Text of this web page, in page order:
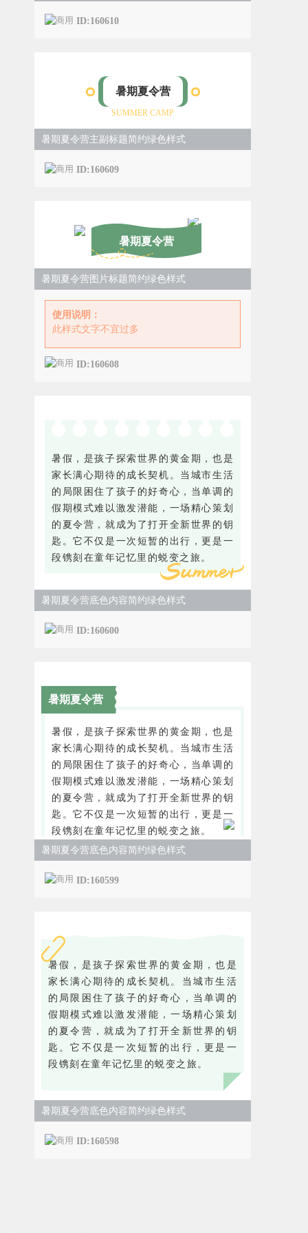
ID:160610
暑期夏令营
SUMMER CAMP
暑期夏令营主副标题简约绿色样式
ID:160609
暑期夏令营
暑期夏令营图片标题简约绿色样式
使用说明：
此样式文字不宜过多
ID:160608
暑假，是孩子探索世界的黄金期，也是
家长满心期待的成长契机。当城市生活
的局限困住了孩子的好奇心，当单调的
假期模式难以激发潜能，一场精心策划
的夏令营，就成为了打开全新世界的钥
匙。它不仅是一次短暂的出行，更是一
段镌刻在童年记忆里的蜕变之旅。
暑期夏令营底色内容简约绿色样式
ID:160600
暑期夏令营
暑假，是孩子探索世界的黄金期，也是
家长满心期待的成长契机。当城市生活
的局限困住了孩子的好奇心，当单调的
假期模式难以激发潜能，一场精心策划
的夏令营，就成为了打开全新世界的钥
匙。它不仅是一次短暂的出行，更是一
段镌刻在童年记忆里的蜕变之旅。
暑期夏令营底色内容简约绿色样式
ID:160599
暑假，是孩子探索世界的黄金期，也是
家长满心期待的成长契机。当城市生活
的局限困住了孩子的好奇心，当单调的
假期模式难以激发潜能，一场精心策划
的夏令营，就成为了打开全新世界的钥
匙。它不仅是一次短暂的出行，更是一
段镌刻在童年记忆里的蜕变之旅。
暑期夏令营底色内容简约绿色样式
ID:160598